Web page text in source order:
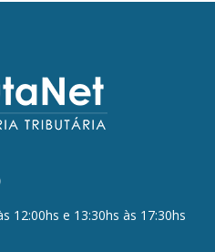
12:00hs e 13:30hs às 17:30hs